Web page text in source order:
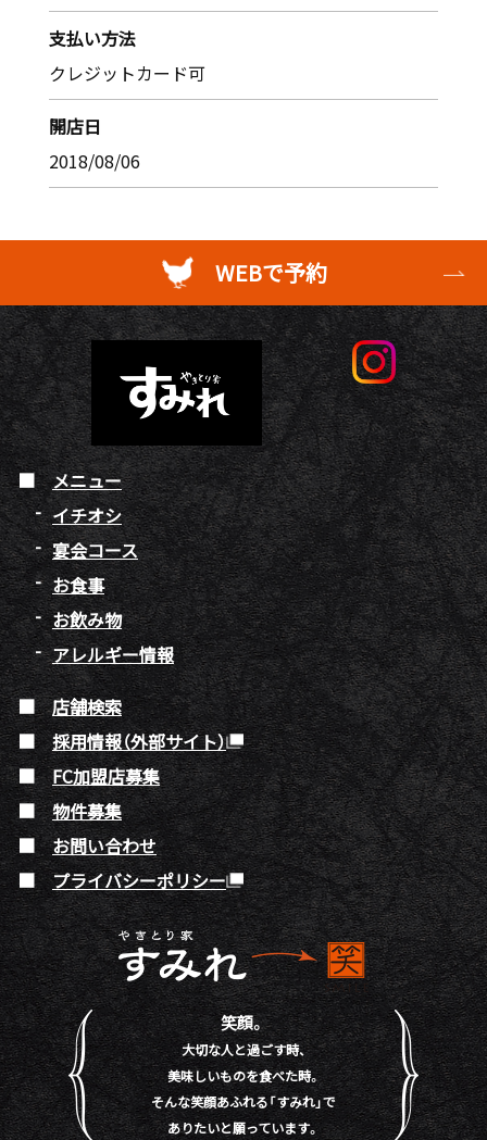
支払い方法
クレジットカード可
開店日
2018/08/06
WEBで予約
メニュー
イチオシ
宴会コース
お食事
お飲み物
アレルギー情報
店舗検索
採用情報（外部サイト）
FC加盟店募集
物件募集
お問い合わせ
プライバシーポリシー
笑顔。
大切な人と過ごす時、
美味しいものを食べた時。
そんな笑顔あふれる「すみれ」で
ありたいと願っています。